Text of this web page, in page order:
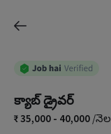
క్యాబ్ డ్రైవర్
35,000 - 40,000/నెల